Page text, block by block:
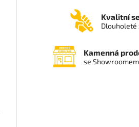
Kvalitní
Dlouholeté
Kamenná
se